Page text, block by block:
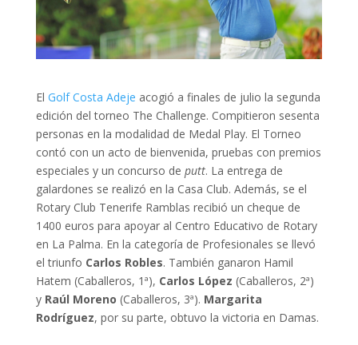
El Golf Costa Adeje acogió a finales de julio la segunda
edición del torneo The Challenge. Compitieron sesenta
personas en la modalidad de Medal Play. El Torneo
contó con un acto de bienvenida, pruebas con premios
especiales y un concurso de putt. La entrega de
galardones se realizó en la Casa Club. Además, se el
Rotary Club Tenerife Ramblas recibió un cheque de
1400 euros para apoyar al Centro Educativo de Rotary
en La Palma. En la categoría de Profesionales se llevó
el triunfo Carlos Robles. También ganaron Hamil
Hatem (Caballeros, 1ª), Carlos López (Caballeros, 2ª)
y Raúl Moreno (Caballeros, 3ª). Margarita
Rodríguez, por su parte, obtuvo la victoria en Damas.